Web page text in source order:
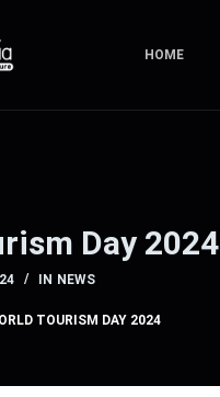
HOME
Day 2024
IN NEWS
TOURISM DAY 2024